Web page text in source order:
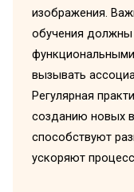
изображения.
обучения
вызывать
Регулярная
созданию новых
способствуют
ускоряют